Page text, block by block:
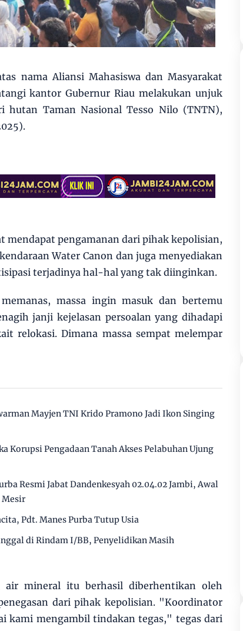
nama Aliansi Mahasiswa dan Masyarakat
kantor Gubernur Riau melakukan unjuk
hutan Taman Nasional Tesso Nilo (TNTN),
mendapat pengamanan dari pihak kepolisian,
Water Canon dan juga menyediakan
terjadinya hal-hal yang tak diinginkan.
massa ingin masuk dan bertemu
janji kejelasan persoalan yang dihadapi
relokasi. Dimana massa sempat melempar
Mayjen TNI Krido Pramono Jadi Ikon Singing
Korupsi Pengadaan Tanah Akses Pelabuhan Ujung
Resmi Jabat Dandenkesyah 02.04.02 Jambi, Awal
Mesir
Pdt. Manes Purba Tutup Usia
di Rindam I/BB, Penyelidikan Masih
mineral itu berhasil diberhentikan oleh
dari pihak kepolisian. "Koordinator
kami mengambil tindakan tegas," tegas dari